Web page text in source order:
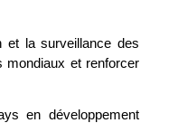
et la surveillance des
mondiaux et renforcer
en développement